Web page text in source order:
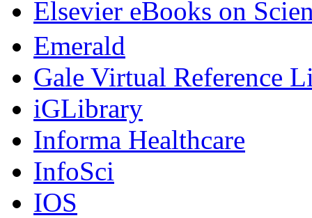
Elsevier eBooks on
Emerald
Gale Virtual Reference
iGLibrary
Informa Healthcare
InfoSci
IOS